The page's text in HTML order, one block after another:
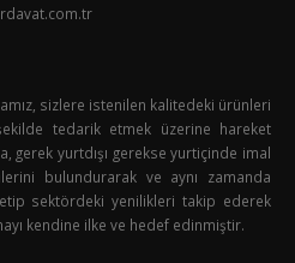
sizlere istenilen kalitedeki ürünleri
tedarik etmek üzerine hareket
gerek yurtdışı gerekse yurtiçinde imal
bulundurarak ve aynı zamanda
sektördeki yenilikleri takip ederek
kendine ilke ve hedef edinmiştir.